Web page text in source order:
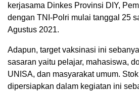
kerjasama Dinkes Provinsi DIY,
dengan TNI-Polri mulai tanggal 25
Agustus 2021.
Adapun, target vaksinasi ini
sasaran yaitu pelajar, mahasiswa,
UNISA, dan masyarakat umum.
dipersiapkan dalam kegiatan ini